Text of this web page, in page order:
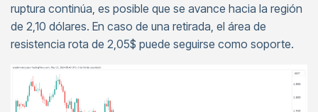
ruptura continúa, es posible que se avance hacia la región
de 2,10 dólares. En caso de una retirada, el área de
resistencia rota de 2,05$ puede seguirse como soporte.